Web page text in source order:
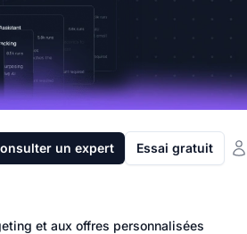
un expert Essai gratuit
et aux offres personnalisées